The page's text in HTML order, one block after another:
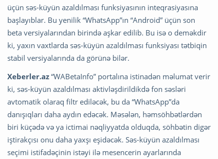
üçün səs-küyün azaldılması funksiyasının inteqrasiyasına
başlayıblar. Bu yenilik “WhatsApp”ın “Android” üçün son
beta versiyalarından birində aşkar edilib. Bu isə o deməkdir
ki, yaxın vaxtlarda səs-küyün azaldılması funksiyası tətbiqin
stabil versiyalarında da görünə bilər.
Xeberler.az “WABetaInfo” portalına istinadən məlumat verir
ki, səs-küyün azaldılması aktivləşdirildikdə fon səsləri
avtomatik olaraq filtr ediləcək, bu da “WhatsApp”da
danışıqları daha aydın edəcək. Məsələn, həmsöhbətlərdən
biri küçədə və ya ictimai nəqliyyatda olduqda, söhbətin digər
iştirakçısı onu daha yaxşı eşidəcək. Səs-küyün azaldılması
seçimi istifadəçinin istəyi ilə mesencerin ayarlarında